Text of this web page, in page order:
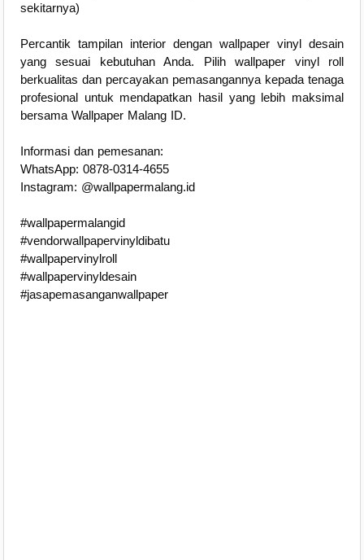
sekitarnya)
Percantik tampilan interior dengan wallpaper vinyl desain
yang sesuai kebutuhan Anda. Pilih wallpaper vinyl roll
berkualitas dan percayakan pemasangannya kepada tenaga
profesional untuk mendapatkan hasil yang lebih maksimal
bersama Wallpaper Malang ID.
Informasi dan pemesanan:
WhatsApp: 0878-0314-4655
Instagram: @wallpapermalang.id
#wallpapermalangid
#vendorwallpapervinyldibatu
#wallpapervinylroll
#wallpapervinyldesain
#jasapemasanganwallpaper